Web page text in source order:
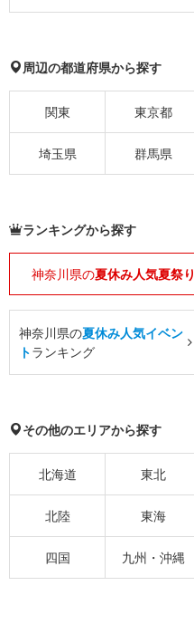
周辺の都道府県から探す
関東 東京都
埼玉県 群馬県
ランキングから探す
神奈川県の夏休み人気夏祭り
神奈川県の夏休み人気イベン
トランキング
その他のエリアから探す
北海道 東北
北陸 東海
四国 九州・沖縄